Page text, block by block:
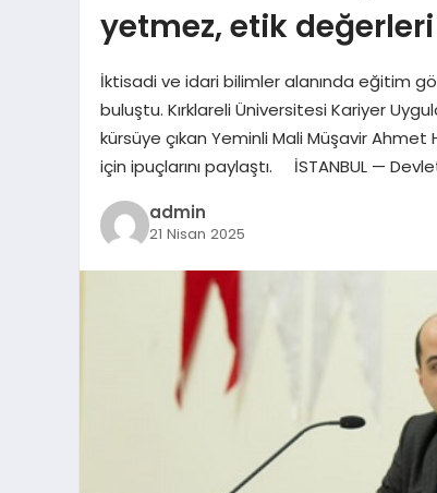
yetmez, etik
İktisadi ve idari bilimler alanında eğitim
buluştu. Kırklareli Üniversitesi Kariyer
kürsüye çıkan Yeminli Mali Müşavir
için ipuçlarını paylaştı. İSTANBUL —
admin
21 Nisan 2025